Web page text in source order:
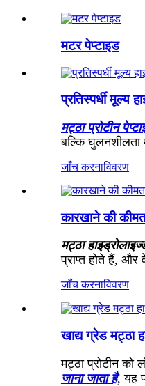
मटर पेप्टाइड
प्रतिस्पर्धी मूल्य
मट्ठा प्रोटीन
बल्कि घुलनशीलता
जाँच करनाविवरण
कारखाने की
मट्ठा
प्राप्त होते हैं,
जाँच करनाविवरण
खाद्य ग्रेड मट्ठा
मट्ठा प्रोटीन को
जाना जाता है, यह